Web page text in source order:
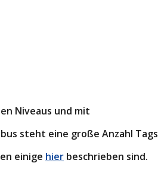
Niveaus und mit
steht eine große Anzahl Tags
einige hier beschrieben sind.